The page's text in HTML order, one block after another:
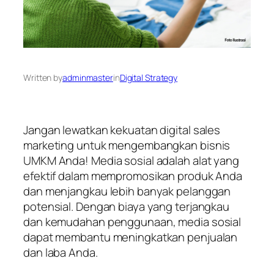
Written byadminmasterinDigital Strategy
Jangan lewatkan kekuatan digital sales
marketing untuk mengembangkan bisnis
UMKM Anda! Media sosial adalah alat yang
efektif dalam mempromosikan produk Anda
dan menjangkau lebih banyak pelanggan
potensial. Dengan biaya yang terjangkau
dan kemudahan penggunaan, media sosial
dapat membantu meningkatkan penjualan
dan laba Anda.